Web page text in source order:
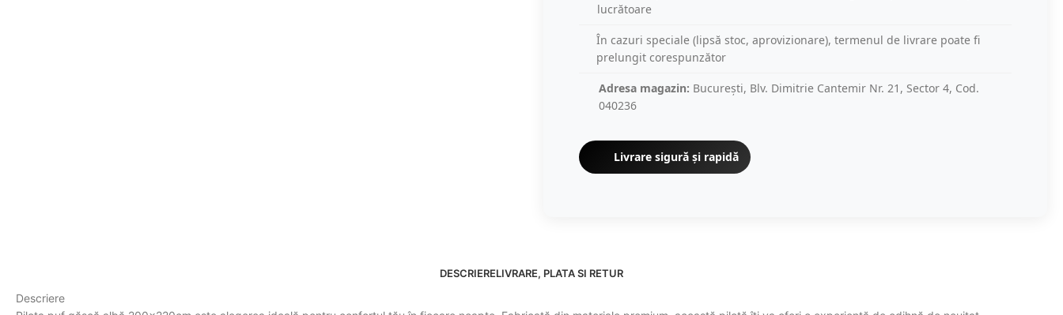
lucrătoare
În cazuri speciale (lipsă stoc, aprovizionare), termenul de livrare poate fi
prelungit corespunzător
Adresa magazin: București, Blv. Dimitrie Cantemir Nr. 21, Sector 4, Cod.
040236
Livrare sigură și rapidă
DESCRIERELIVRARE, PLATA SI RETUR
Descriere